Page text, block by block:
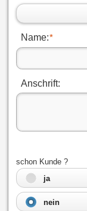
Name:*
Anschrift:
schon Kunde ?
ja
nein